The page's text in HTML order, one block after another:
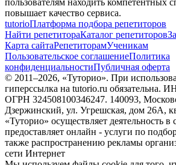
пользователям находить компетентных
повышает качество сервиса.
tutorioПлатформа подбора репетиторов
Найти репетитораКаталог репетиторов
Карта сайтаРепетиторамУченикам
Пользовательское соглашениеПолитика
конфиденциальностиПубличная оферта
© 2011–2026, «Туторио». При
гиперссылка на tutorio.ru обязательна.
ОГРН 324508100346247. 140093,
Дзержинский, ул. Угрешская, дом 26А,
«Туторио» осуществляет деятельность в
предоставляет онлайн - услуги по
также распространению рекламы
сети Интернет